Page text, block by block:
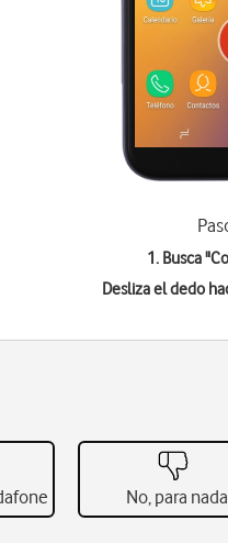
1. Busca "
Desliza el dedo
No, para nada